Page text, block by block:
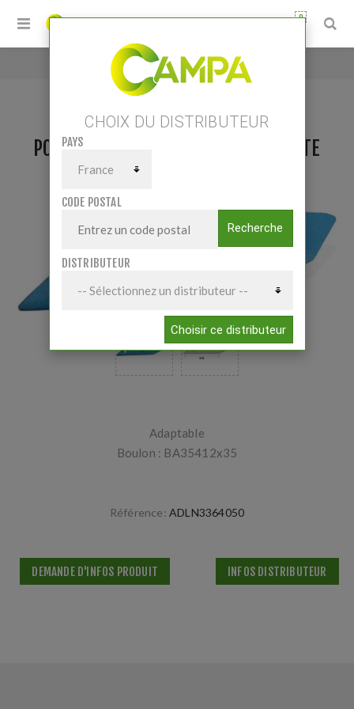
0
Pointe B2S Lemken 3364050 Droite
POINTE B2S LEMKEN 3364050 DROITE
Adaptable
Boulon : BA35412x35
Référence: ADLN3364050
DEMANDE D'INFOS PRODUIT INFOS DISTRIBUTEUR
CHOIX DU DISTRIBUTEUR
PAYS
CODE POSTAL
Recherche
DISTRIBUTEUR
Choisir ce distributeur